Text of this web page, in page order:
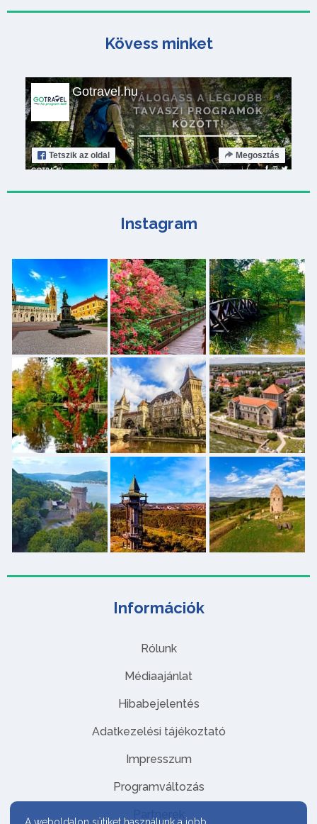
Információk
Rólunk
Médiaajánlat
Hibabejelentés
Adatkezelési tájékoztató
Impresszum
Programváltozás
Partnerek
Kövess minket
Gotravel.hu
Tetszik az oldal Megosztás
Instagram